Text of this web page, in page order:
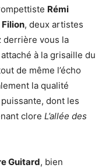
Rémi
, deux artistes
derrière vous la
à la grisaille du
de même l’écho
la qualité
dont les
clore L’allée des
Guitard, bien